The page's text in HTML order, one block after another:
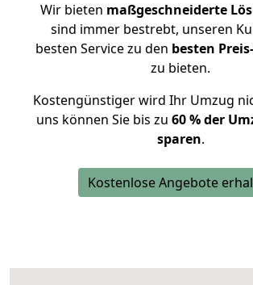
Wir bieten maßgeschneiderte
sind immer bestrebt, unseren
besten Service zu den besten
zu bieten.
Kostengünstiger wird Ihr Umzug
uns können Sie bis zu 60 % der
sparen.
Kostenlose Angebote